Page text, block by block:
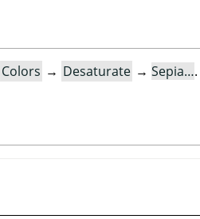
Colors → Desaturate → Sepia….